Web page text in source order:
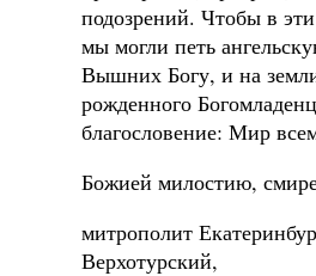
подозрений. Чтобы в
мы могли петь
Вышних Богу, и на
рожденного
благословение: Мир
Божией милостию,
митрополит
Верхотурский,